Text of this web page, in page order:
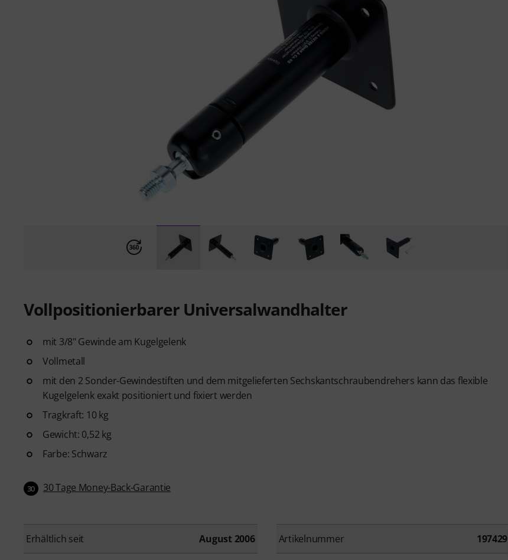
Vollpositionierbarer Universalwandhalter
mit 3/8" Gewinde am Kugelgelenk
Vollmetall
mit den 2 Sonder-Gewindestiften und dem mitgelieferten Sechskantschraubendrehers kann das flexible
Kugelgelenk exakt positioniert und fixiert werden
Tragkraft: 10 kg
Gewicht: 0,52 kg
Farbe: Schwarz
30 30 Tage Money-Back-Garantie
Erhältlich seit August 2006 Artikelnummer 197429